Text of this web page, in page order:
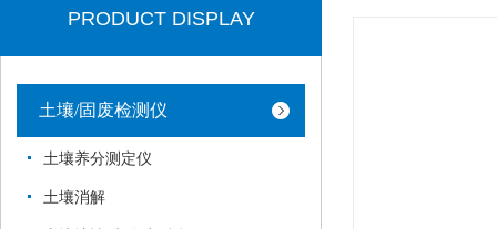
PRODUCT DISPLAY
土壤/固废检测仪
土壤养分测定仪
土壤消解